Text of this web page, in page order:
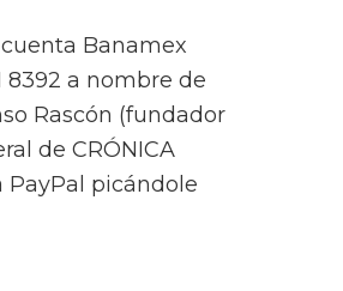
Banamex
8392 a nombre de
Rascón (fundador
de CRÓNICA
PayPal picándole